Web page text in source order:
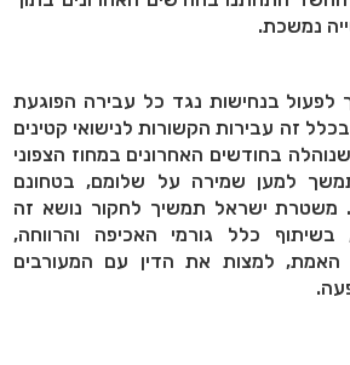
נמשכת.
בנחישות נגד כל עבירה הפוגעת
זה עבירות הקשורות לנישואי קטינים
בחודשים האחרונים במחוז הצפוני
למען שמירה על שלומם, בטחונם
משטרת ישראל תמשיך לחקור נושא זה
בשיתוף כלל גורמי האכיפה והרווחה,
למצות את הדין עם המעורבים